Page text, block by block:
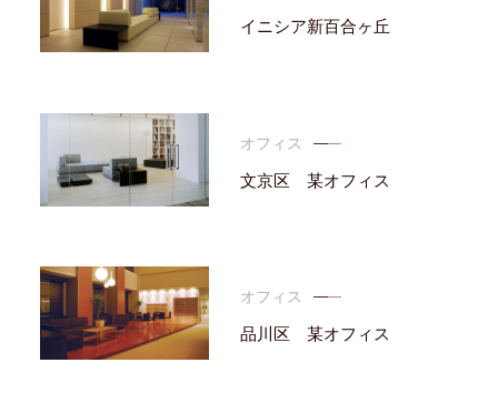
イニシア新百合ヶ丘
オフィス
文京区 某オフィス
オフィス
品川区 某オフィス